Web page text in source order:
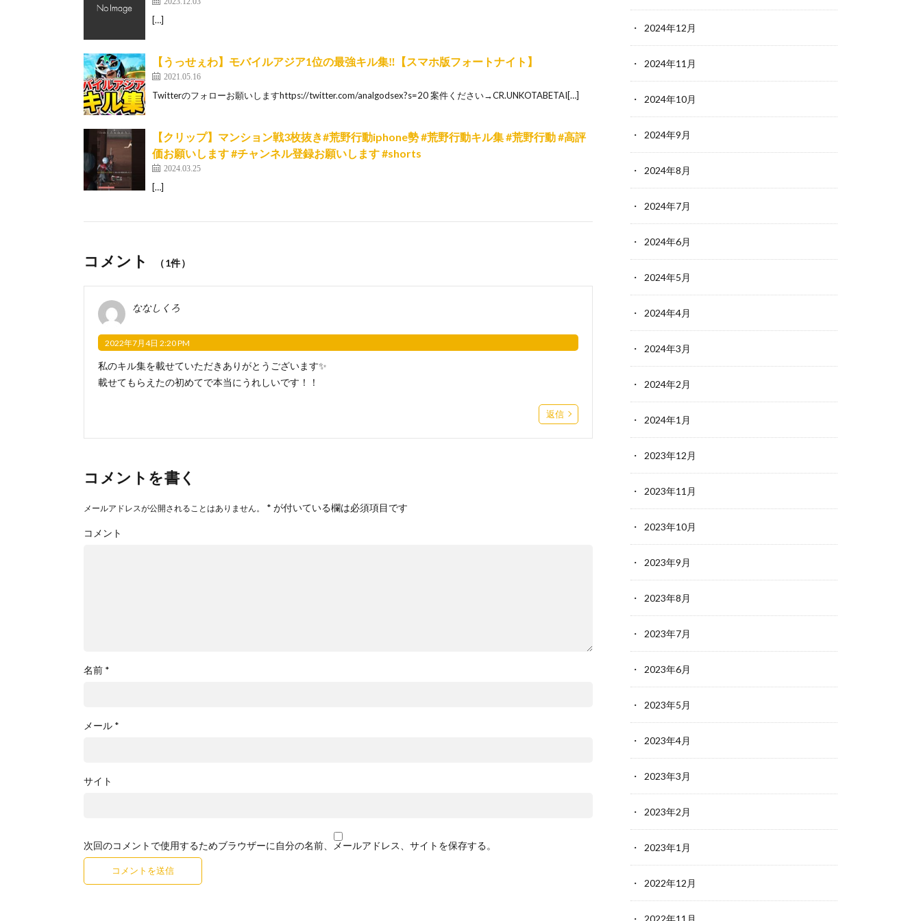
[…]
【うっせぇわ】モバイルアジア1位の最強キル集‼︎【スマホ版フォートナイト】
2021.05.16
Twitterのフォローお願いしますhttps://twitter.com/analgodsex?s=20 案件ください→CR.UNKOTABETAI[…]
【クリップ】マンション戦3枚抜き#荒野行動iphone勢 #荒野行動キル集 #荒野行動 #高評
価お願いします #チャンネル登録お願いします #shorts
2024.03.25
[…]
コメント （1件）
ななしくろ
2022年7月4日 2:20 PM
私のキル集を載せていただきありがとうございます✨
載せてもらえたの初めてで本当にうれしいです！！
返信
コメントを書く
メールアドレスが公開されることはありません。 * が付いている欄は必須項目です
コメント
名前 *
メール *
サイト
次回のコメントで使用するためブラウザーに自分の名前、メールアドレス、サイトを保存する。
2024年12月
2024年11月
2024年10月
2024年9月
2024年8月
2024年7月
2024年6月
2024年5月
2024年4月
2024年3月
2024年2月
2024年1月
2023年12月
2023年11月
2023年10月
2023年9月
2023年8月
2023年7月
2023年6月
2023年5月
2023年4月
2023年3月
2023年2月
2023年1月
2022年12月